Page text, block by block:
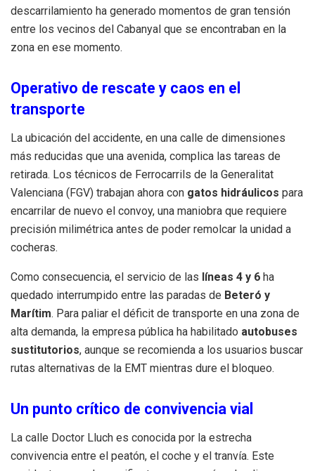
descarrilamiento ha generado momentos de gran tensión
entre los vecinos del Cabanyal que se encontraban en la
zona en ese momento.
Operativo de rescate y caos en el
transporte
La ubicación del accidente, en una calle de dimensiones
más reducidas que una avenida, complica las tareas de
retirada. Los técnicos de Ferrocarrils de la Generalitat
Valenciana (FGV) trabajan ahora con gatos hidráulicos para
encarrilar de nuevo el convoy, una maniobra que requiere
precisión milimétrica antes de poder remolcar la unidad a
cocheras.
Como consecuencia, el servicio de las líneas 4 y 6 ha
quedado interrumpido entre las paradas de Beteró y
Marítim. Para paliar el déficit de transporte en una zona de
alta demanda, la empresa pública ha habilitado autobuses
sustitutorios, aunque se recomienda a los usuarios buscar
rutas alternativas de la EMT mientras dure el bloqueo.
Un punto crítico de convivencia vial
La calle Doctor Lluch es conocida por la estrecha
convivencia entre el peatón, el coche y el tranvía. Este